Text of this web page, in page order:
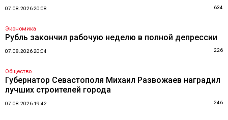
07.08.2026 20:08 634
Экономика
Рубль закончил рабочую неделю в полной депрессии
07.08.2026 20:04 226
Общество
Губернатор Севастополя Михаил Развожаев наградил
лучших строителей города
07.08.2026 19:42 246